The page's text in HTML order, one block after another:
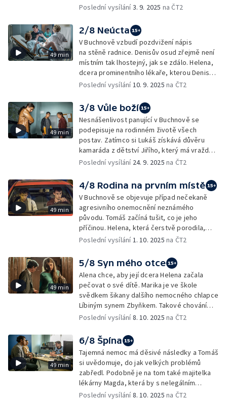
chtěli být v pátrání jakkoli nápomocní.
Poslední vysílání3. 9. 2025 na ČT2
49 min
2/8 Neúcta
V Buchnově vzbudí pozdvižení nápis
na stěně radnice. Denisův osud zřejmě není
místním tak lhostejný, jak se zdálo. Helena,
dcera prominentního lékaře, kterou Denis
údajně znásilnil, se děsí blížícího se porodu.
Poslední vysílání10. 9. 2025 na ČT2
49 min
3/8 Vůle boží
Nesnášenlivost panující v Buchnově se
podepisuje na rodinném životě všech
postav. Zatímco si Lukáš získává důvěru
kamaráda z dětství Jiřího, který má vraždu
Denise údajně na svědomí, bratr
záměrech pochybovat.
Poslední vysílání 24. 9. 2025 na ČT2
49 min
4/8 Rodina na prvním místě
V Buchnově se objevuje případ nečekaně
agresivního onemocnění neznámého
původu. Tomáš začíná tušit, co je jeho
příčinou. Helena, která čerstvě porodila,
odmítá své dítě a hledá útočiště u Lukáše.
Poslední vysílání1. 10. 2025 na ČT2
49 min
5/8 Syn mého otce
Alena chce, aby její dcera Helena začala
pečovat o své dítě. Marika je ve škole
svědkem šikany dalšího nemocného chlapce
Líbiným synem Zbyňkem. Takové chování
odmítá tolerovat a vyprovokuje ji k reakci.
Poslední vysílání8. 10. 2025 na ČT2
49 min
6/8 Špína
Tajemná nemoc má děsivé následky a Tomáš
si uvědomuje, do jak velkých problémů
zabředl. Podobně je na tom také majitelka
lékárny Magda, která by s nelegálním
podnikem ráda skoncovala. To však nebude
Poslední vysílání8. 10. 2025 na ČT2